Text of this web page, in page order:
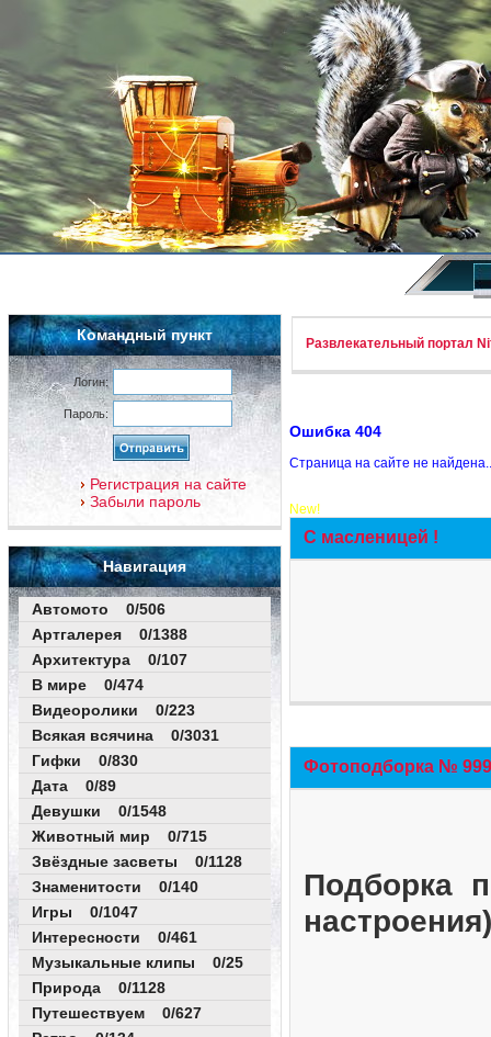
Командный пункт
Логин:
Пароль:
Регистрация на сайте
Забыли пароль
Навигация
Автомото 0/506
Артгалерея 0/1388
Архитектура 0/107
В мире 0/474
Видеоролики 0/223
Всякая всячина 0/3031
Гифки 0/830
Дата 0/89
Девушки 0/1548
Животный мир 0/715
Звёздные засветы 0/1128
Знаменитости 0/140
Игры 0/1047
Интересности 0/461
Музыкальные клипы 0/25
Природа 0/1128
Путешествуем 0/627
Развлекательный портал
Ошибка 404
Страница на сайте не
New!
С масленицей !
Фотоподборка №
Подборка